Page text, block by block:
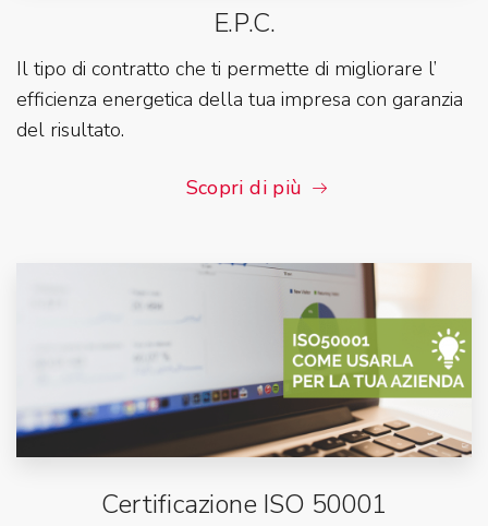
E.P.C.
Il tipo di contratto che ti permette di migliorare l’
efficienza energetica della tua impresa con garanzia
del risultato.
Scopri di più
Certificazione ISO 50001